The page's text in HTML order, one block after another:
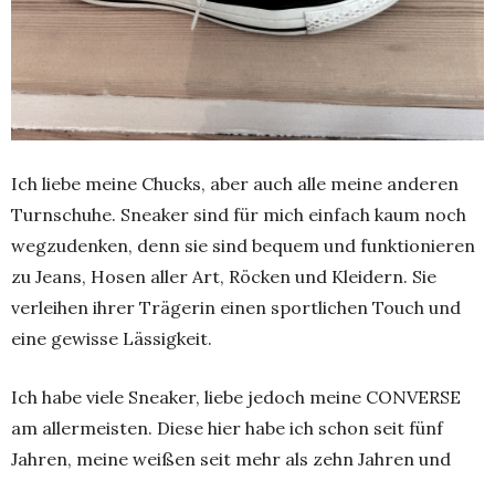
Ich liebe meine Chucks, aber auch alle meine anderen
Turnschuhe. Sneaker sind für mich einfach kaum noch
wegzudenken, denn sie sind bequem und funktionieren
zu Jeans, Hosen aller Art, Röcken und Kleidern. Sie
verleihen ihrer Trägerin einen sportlichen Touch und
eine gewisse Lässigkeit.
Ich habe viele Sneaker, liebe jedoch meine CONVERSE
am allermeisten. Diese hier habe ich schon seit fünf
Jahren, meine weißen seit mehr als zehn Jahren und